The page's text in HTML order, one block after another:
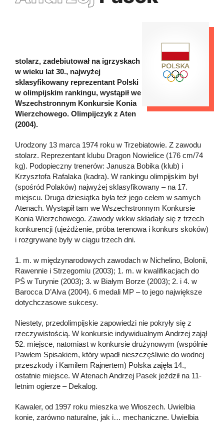
stolarz, zadebiutował na igrzyskach
w wieku lat 30., najwyżej
sklasyfikowany reprezentant Polski
w olimpijskim rankingu, wystąpił we
Wszechstronnym Konkursie Konia
Wierzchowego. Olimpijczyk z Aten
(2004).
Urodzony 13 marca 1974 roku w Trzebiatowie. Z zawodu
stolarz. Reprezentant klubu Dragon Nowielice (176 cm/74
kg). Podopieczny trenerów: Janusza Bobika (klub) i
Krzysztofa Rafalaka (kadra). W rankingu olimpijskim był
(spośród Polaków) najwyżej sklasyfikowany – na 17.
miejscu. Druga dziesiątka była też jego celem w samych
Atenach. Wystąpił tam we Wszechstronnym Konkursie
Konia Wierzchowego. Zawody wkkw składały się z trzech
konkurencji (ujeżdżenie, próba terenowa i konkurs skoków)
i rozgrywane były w ciągu trzech dni.
1. m. w międzynarodowych zawodach w Nichelino, Bolonii,
Rawennie i Strzegomiu (2003); 1. m. w kwalifikacjach do
PŚ w Turynie (2003); 3. w Białym Borze (2003); 2. i 4. w
Barocca D’Alva (2004). 6 medali MP – to jego największe
dotychczasowe sukcesy.
Niestety, przedolimpijskie zapowiedzi nie pokryły się z
rzeczywistością. W konkursie indywidualnym Andrzej zajął
52. miejsce, natomiast w konkursie drużynowym (wspólnie
Pawłem Spisakiem, który wpadł nieszczęśliwie do wodnej
przeszkody i Kamilem Rajnertem) Polska zajęła 14.,
ostatnie miejsce. W Atenach Andrzej Pasek jeździł na 11-
letnim ogierze – Dekalog.
Kawaler, od 1997 roku mieszka we Włoszech. Uwielbia
konie, zarówno naturalne, jak i… mechaniczne. Uwielbia